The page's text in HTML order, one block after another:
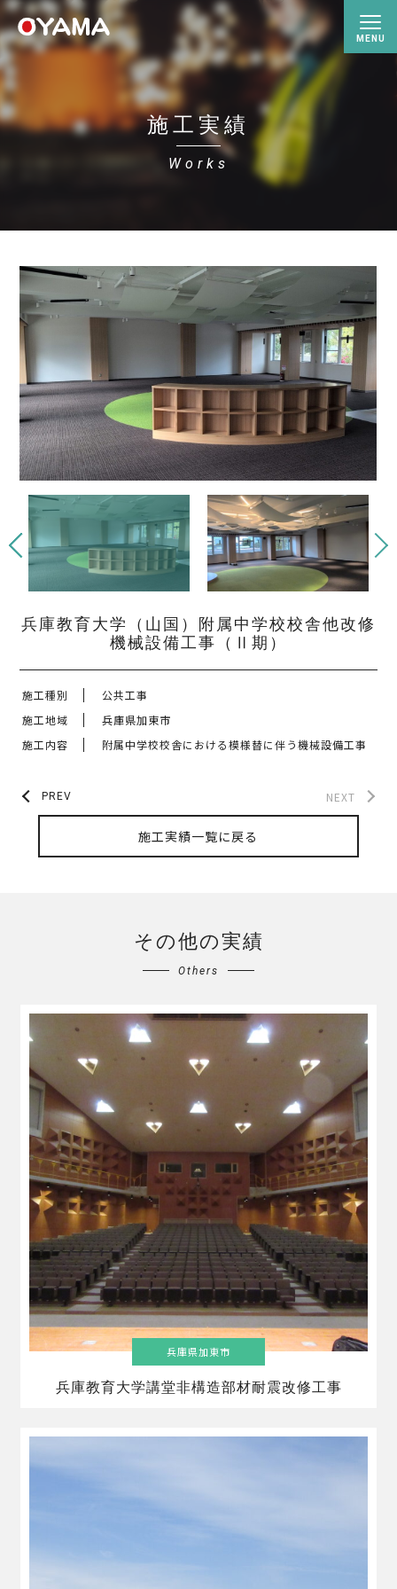
施工実績
Works
兵庫教育大学（山国）附属中学校校舎他改修
機械設備工事（Ⅱ期）
施工種別
公共工事
施工地域
兵庫県加東市
施工内容
附属中学校校舎における模様替に伴う機械設備工事
PREV
施工実績一覧に戻る
NEXT
その他の実績
Others
兵庫県加東市
兵庫教育大学講堂非構造部材耐震改修工事